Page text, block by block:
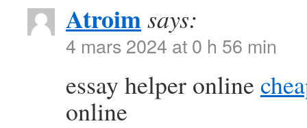
Atroimsays:
4 mars 2024 at 0 h 56 min
essay helper online
online